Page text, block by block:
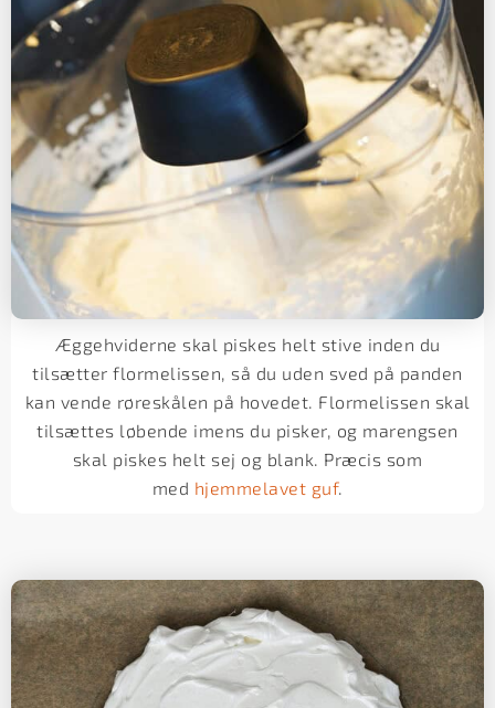
Æggehviderne skal piskes helt stive inden du
tilsætter flormelissen, så du uden sved på panden
kan vende røreskålen på hovedet. Flormelissen skal
tilsættes løbende imens du pisker, og marengsen
skal piskes helt sej og blank. Præcis som
med hjemmelavet guf.